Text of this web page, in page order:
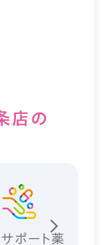
店の
ポート薬